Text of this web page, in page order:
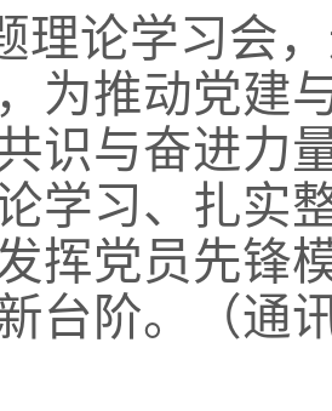
理论学习会
为推动党建
识与奋进力
学习、扎实
挥党员先锋
台阶。（通